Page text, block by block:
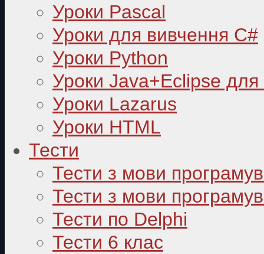
Уроки Pascal
Уроки для вивчення C#
Уроки Python
Уроки Java+Eclipse
Уроки Lazarus
Уроки HTML
Тести
Тести з мови
Тести з мови
Тести по Delphi
Тести 6 клас